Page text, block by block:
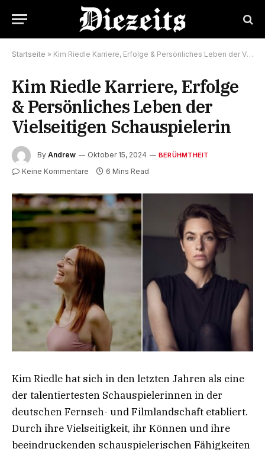
Startseite » Kim Riedle Karriere, Erfolge & Persönliches Leben der Vielseitigen Schauspielerin
Kim Riedle Karriere, Erfolge
& Persönliches Leben der
Vielseitigen Schauspielerin
By Andrew Oktober 15, 2024 BERÜHMTHEIT
Keine Kommentare 6 Mins Read
Kim Riedle hat sich in den letzten Jahren als eine
der talentiertesten Schauspielerinnen in der
deutschen Fernseh- und Filmlandschaft etabliert.
Durch ihre Vielseitigkeit, ihr Können und ihre
beeindruckenden schauspielerischen Fähigkeiten